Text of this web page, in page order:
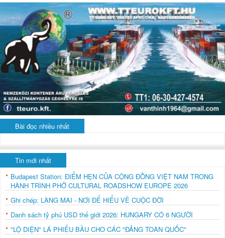
Bài đọc nhiều nhất
Tin mới nhất
Budapest Station: ĐIỂM HẸN CỦA CỘNG ĐỒNG VIỆT NAM TRONG
HÀNH TRÌNH PHỞ CULTURAL ROADSHOW EUROPE 2026
Ghi chép: LÀNG MAI - NƠI ĐỂ HIỂU VỀ CUỘC ĐỜI
Danh sách tỷ phú USD thế giới 2026: HUNGARY CÓ 6 NGƯỜI
"LỘ DIỆN" LÁ PHIẾU BẦU CHO CÁC "ĐẢNG TOÀN QUỐC"